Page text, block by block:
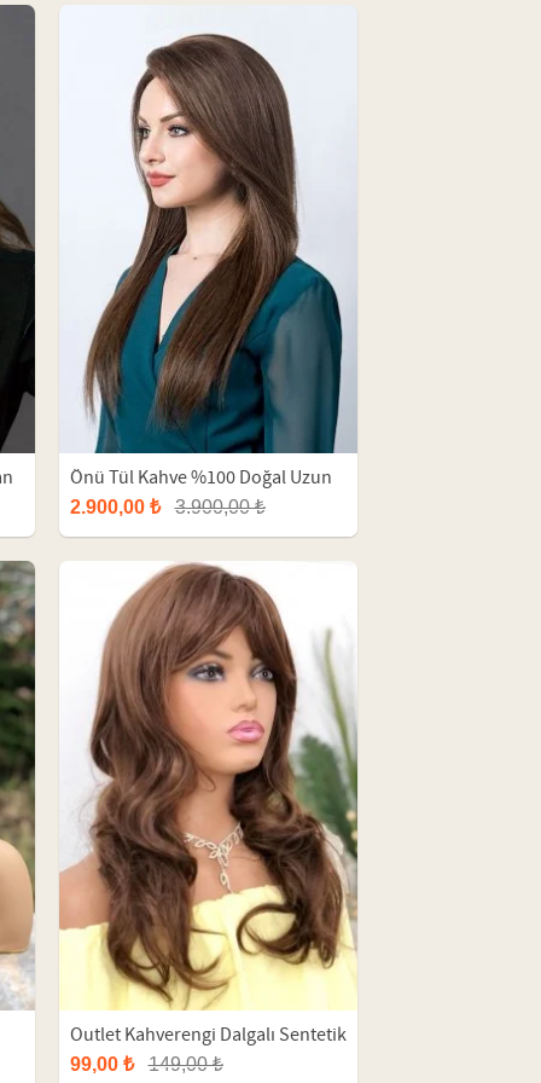
Önü Tül Kahve %100 Doğal Uzun
Peruk
2.900,00 ₺ 3.900,00 ₺
Outlet Kahverengi Dalgalı Sentetik
Uzun Peruk
99,00 ₺ 149,00 ₺